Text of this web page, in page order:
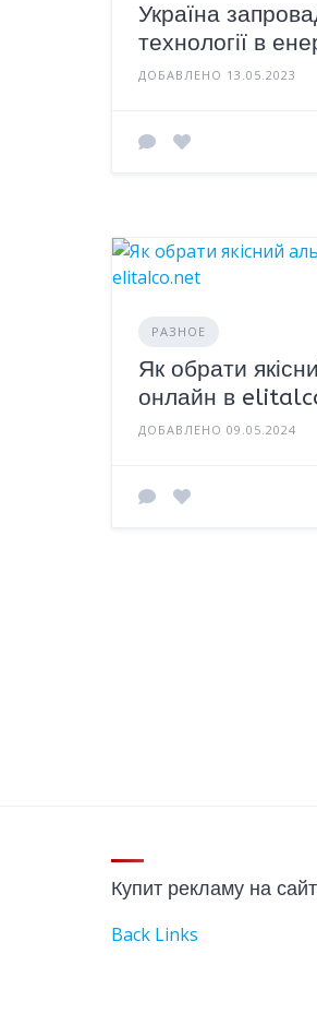
Україна
технології в
ДОБАВЛЕНО 13.05.2023
РАЗНОЕ
Як обрати
онлайн в
ДОБАВЛЕНО 09.05.2024
Купит рекламу на
Back Links